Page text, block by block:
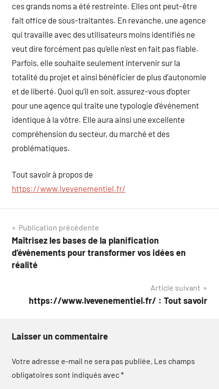
ces grands noms a été restreinte. Elles ont peut-être
fait office de sous-traitantes. En revanche, une agence
qui travaille avec des utilisateurs moins identifiés ne
veut dire forcément pas qu’elle n’est en fait pas fiable.
Parfois, elle souhaite seulement intervenir sur la
totalité du projet et ainsi bénéficier de plus d’autonomie
et de liberté. Quoi qu’il en soit, assurez-vous d’opter
pour une agence qui traite une typologie d’événement
identique à la vôtre. Elle aura ainsi une excellente
compréhension du secteur, du marché et des
problématiques.
Tout savoir à propos de
https://www.lvevenementiel.fr/
Navigation
de
l’article
Publication précédente
Maîtrisez les bases de la planification
d’événements pour transformer vos idées en
réalité
Article suivant
https://www.lvevenementiel.fr/ : Tout savoir
Laisser un commentaire
Votre adresse e-mail ne sera pas publiée. Les champs
obligatoires sont indiqués avec*